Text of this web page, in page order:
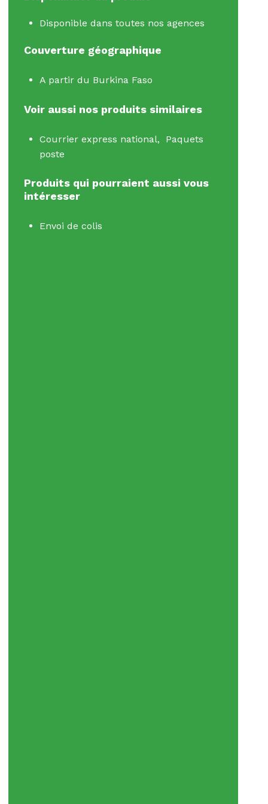
Disponible dans toutes nos agences
Couverture géographique
A partir du Burkina Faso
Voir aussi nos produits similaires
Courrier express national, Paquets
poste
Produits qui pourraient aussi vous
intéresser
Envoi de colis